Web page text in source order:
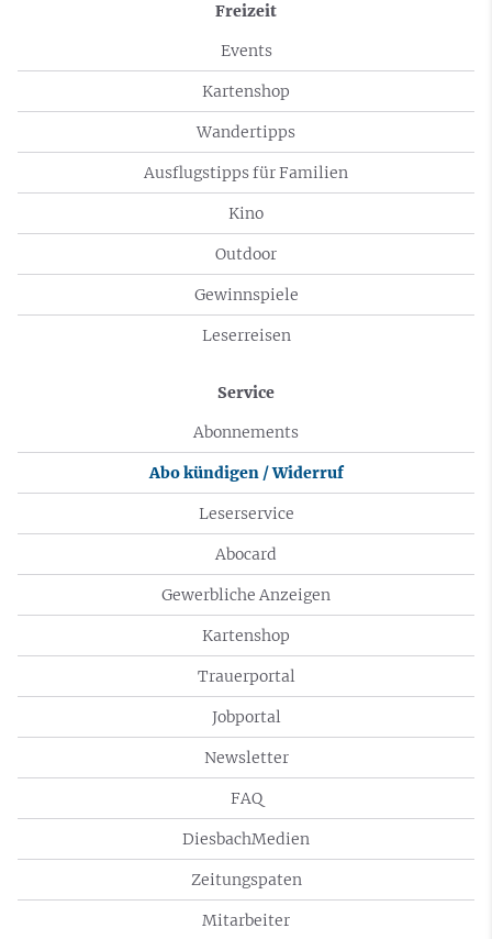
Freizeit
Events
Kartenshop
Wandertipps
Ausflugstipps für Familien
Kino
Outdoor
Gewinnspiele
Leserreisen
Service
Abonnements
Abo kündigen / Widerruf
Leserservice
Abocard
Gewerbliche Anzeigen
Kartenshop
Trauerportal
Jobportal
Newsletter
FAQ
DiesbachMedien
Zeitungspaten
Mitarbeiter